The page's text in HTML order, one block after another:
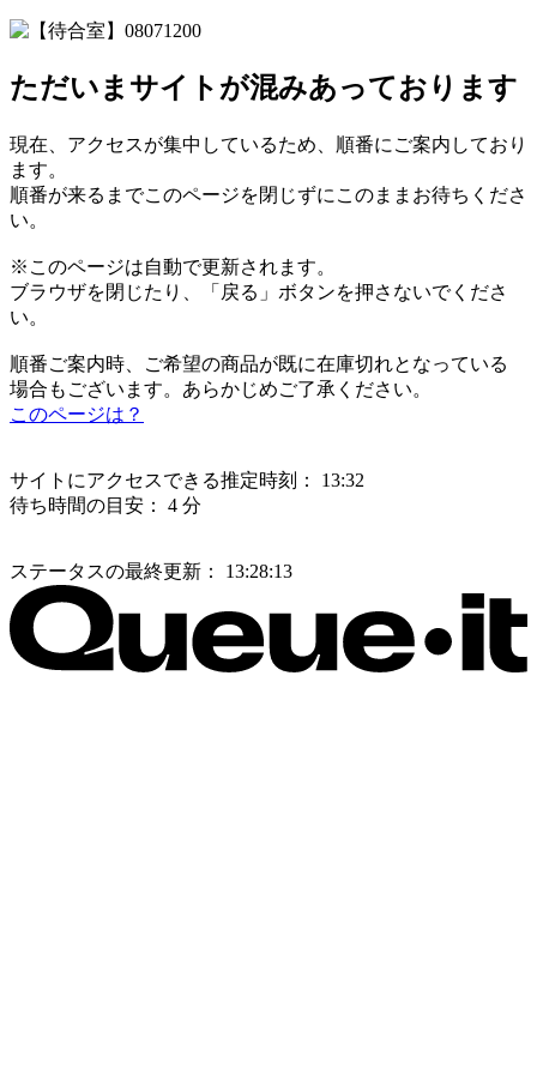
ただいまサイトが混みあっております
現在、アクセスが集中しているため、順番にご案内しており
ます。
順番が来るまでこのページを閉じずにこのままお待ちくださ
い。
※このページは自動で更新されます。
ブラウザを閉じたり、「戻る」ボタンを押さないでくださ
い。
順番ご案内時、ご希望の商品が既に在庫切れとなっている
場合もございます。あらかじめご了承ください。
このページは？
サイトにアクセスできる推定時刻：
13:32
待ち時間の目安：
4 分
ステータスの最終更新： 13:28:13